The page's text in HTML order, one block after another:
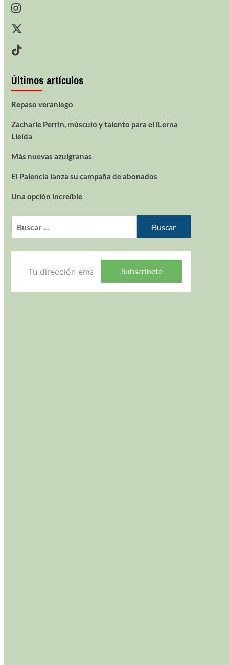
Últimos artículos
Repaso veraniego
Zacharie Perrin, músculo y talento para el iLerna
Lleida
Más nuevas azulgranas
El Palencia lanza su campaña de abonados
Una opción increíble
Subscríbete